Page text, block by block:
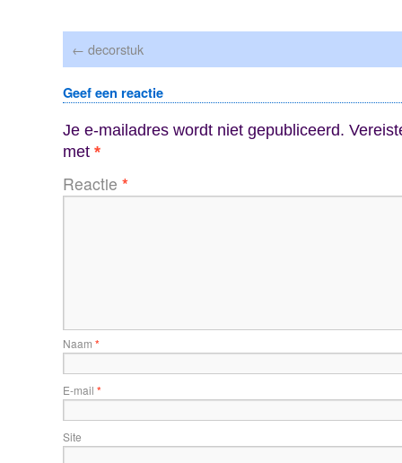
← decorstuk
Geef een reactie
Je e-mailadres wordt niet gepubliceerd.
met *
Reactie *
Naam *
E-mail *
Site